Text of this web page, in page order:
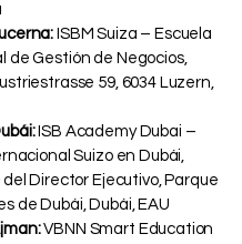
ISBM Suiza – Escuela
de Gestión de Negocios,
59, 6034 Luzern,
ISB Academy Dubai –
Suizo en Dubái,
del Director Ejecutivo, Parque
de Dubái, Dubái, EAU
VBNN Smart Education